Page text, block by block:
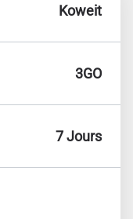
Koweit
3GO
7 Jours